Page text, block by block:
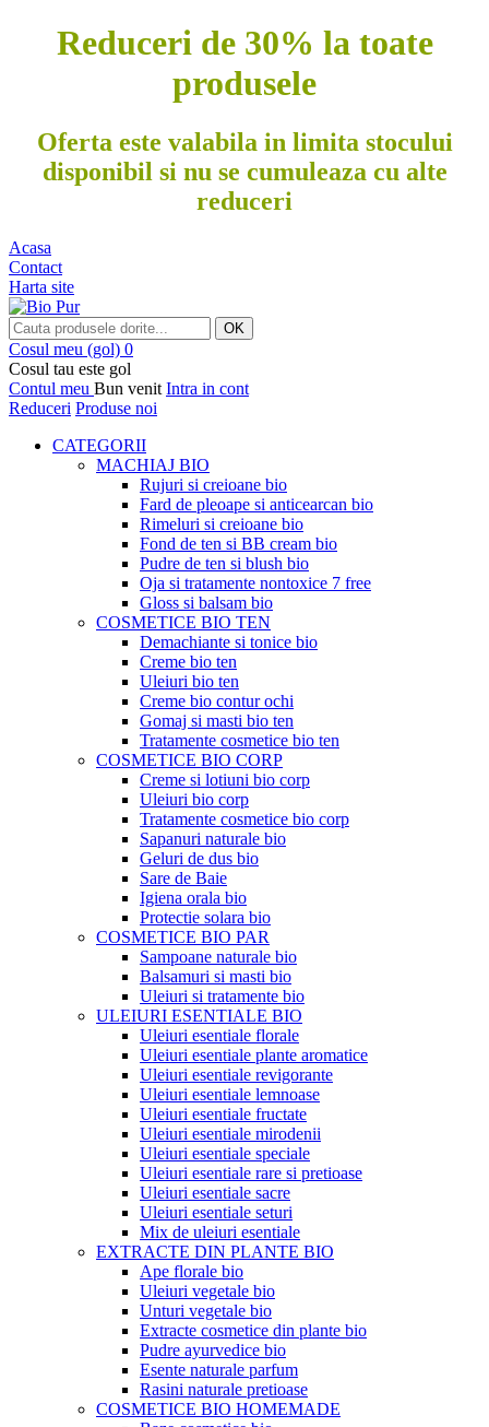
Reduceri de 30% la toate
produsele
Oferta este valabila in limita stocului
disponibil si nu se cumuleaza cu alte
reduceri
Acasa
Contact
Harta site
OK
Cosul meu (gol) 0
Cosul tau este gol
Contul meu Bun venit Intra in cont
Reduceri Produse noi
CATEGORII
MACHIAJ BIO
Rujuri si creioane bio
Fard de pleoape si anticearcan bio
Rimeluri si creioane bio
Fond de ten si BB cream bio
Pudre de ten si blush bio
Oja si tratamente nontoxice 7 free
Gloss si balsam bio
COSMETICE BIO TEN
Demachiante si tonice bio
Creme bio ten
Uleiuri bio ten
Creme bio contur ochi
Gomaj si masti bio ten
Tratamente cosmetice bio ten
COSMETICE BIO CORP
Creme si lotiuni bio corp
Uleiuri bio corp
Tratamente cosmetice bio corp
Sapanuri naturale bio
Geluri de dus bio
Sare de Baie
Igiena orala bio
Protectie solara bio
COSMETICE BIO PAR
Sampoane naturale bio
Balsamuri si masti bio
Uleiuri si tratamente bio
ULEIURI ESENTIALE BIO
Uleiuri esentiale florale
Uleiuri esentiale plante aromatice
Uleiuri esentiale revigorante
Uleiuri esentiale lemnoase
Uleiuri esentiale fructate
Uleiuri esentiale mirodenii
Uleiuri esentiale speciale
Uleiuri esentiale rare si pretioase
Uleiuri esentiale sacre
Uleiuri esentiale seturi
Mix de uleiuri esentiale
EXTRACTE DIN PLANTE BIO
Ape florale bio
Uleiuri vegetale bio
Unturi vegetale bio
Extracte cosmetice din plante bio
Pudre ayurvedice bio
Esente naturale parfum
Rasini naturale pretioase
COSMETICE BIO HOMEMADE